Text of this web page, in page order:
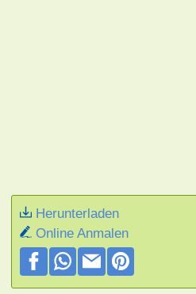
Herunterladen
Online Anmalen